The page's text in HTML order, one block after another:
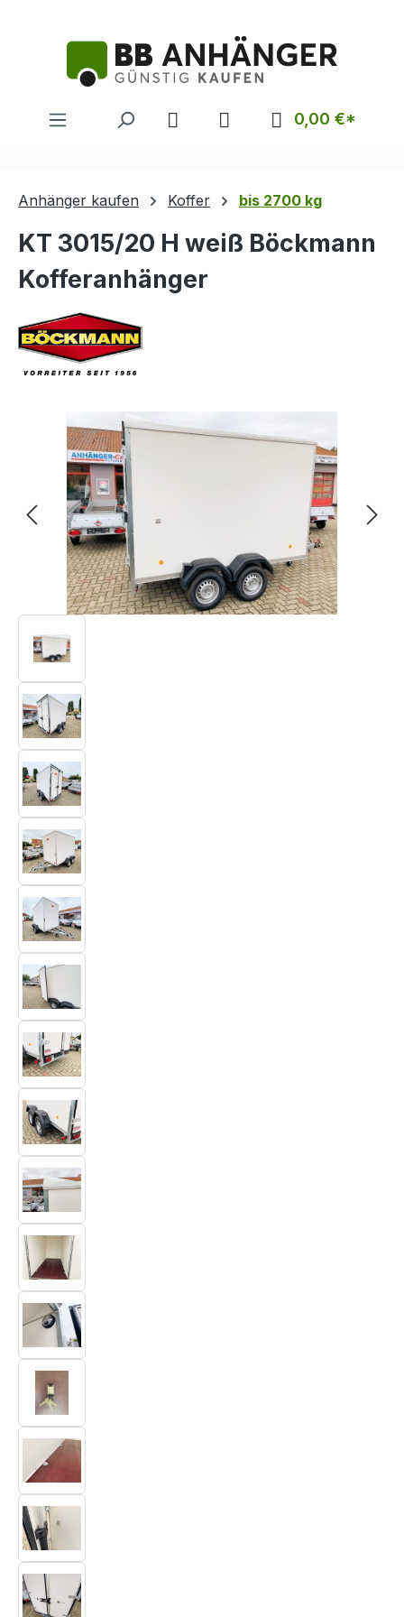
0,00 €*
Anhänger kaufen Koffer bis 2700 kg
KT 3015/20 H weiß Böckmann
Kofferanhänger
Bildergalerie überspringen